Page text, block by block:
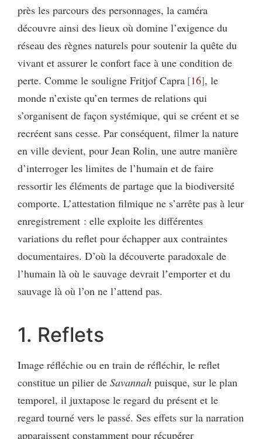
près les parcours des personnages, la caméra
découvre ainsi des lieux où domine l’exigence du
réseau des règnes naturels pour soutenir la quête du
vivant et assurer le confort face à une condition de
perte. Comme le souligne Fritjof Capra 16 , le
monde n’existe qu’en termes de relations qui
s’organisent de façon systémique, qui se créent et se
recréent sans cesse. Par conséquent, filmer la nature
en ville devient, pour Jean Rolin, une autre manière
d’interroger les limites de l’humain et de faire
ressortir les éléments de partage que la biodiversité
comporte. L’attestation filmique ne s’arrête pas à leur
enregistrement : elle exploite les différentes
variations du reflet pour échapper aux contraintes
documentaires. D’où la découverte paradoxale de
l’humain là où le sauvage devrait l’emporter et du
sauvage là où l’on ne l’attend pas.
1. Reflets
Image réfléchie ou en train de réfléchir, le reflet
constitue un pilier de Savannah puisque, sur le plan
temporel, il juxtapose le regard du présent et le
regard tourné vers le passé. Ses effets sur la narration
apparaissent constamment pour récupérer